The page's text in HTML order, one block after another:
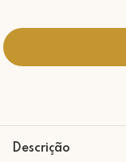
Descrição